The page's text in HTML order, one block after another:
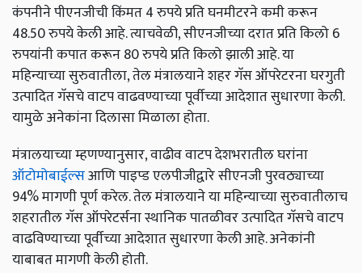
कंपनीने पीएनजीची किंमत 4 रुपये प्रति घनमीटरने कमी करून
48.50 रुपये केली आहे. त्याचवेळी, सीएनजीच्या दरात प्रति किलो 6
रुपयांनी कपात करून 80 रुपये प्रति किलो झाली आहे. या
महिन्याच्या सुरुवातीला, तेल मंत्रालयाने शहर गॅस ऑपरेटरना घरगुती
उत्पादित गॅसचे वाटप वाढवण्याच्या पूर्वीच्या आदेशात सुधारणा केली.
यामुळे अनेकांना दिलासा मिळाला होता.
मंत्रालयाच्या म्हणण्यानुसार, वाढीव वाटप देशभरातील घरांना
ऑटोमोबाईल्सआणि पाइप्ड एलपीजीद्वारे सीएनजी पुरवठ्याच्या
94% मागणी पूर्ण करेल. तेल मंत्रालयाने या महिन्याच्या सुरुवातीलाच
शहरातील गॅस ऑपरेटर्सना स्थानिक पातळीवर उत्पादित गॅसचे वाटप
वाढविण्याच्या पूर्वीच्या आदेशात सुधारणा केली आहे. अनेकांनी
याबाबत मागणी केली होती.